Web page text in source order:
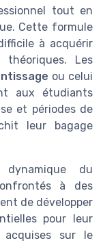
tout en
Cette formule
à acquérir
Les
ou celui
aux étudiants
et périodes de
leur bagage
du
à des
de développer
pour leur
acquises sur le